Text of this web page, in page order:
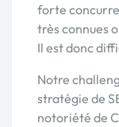
forte
très connues
Il est donc
Notre
stratégie de
notoriété de